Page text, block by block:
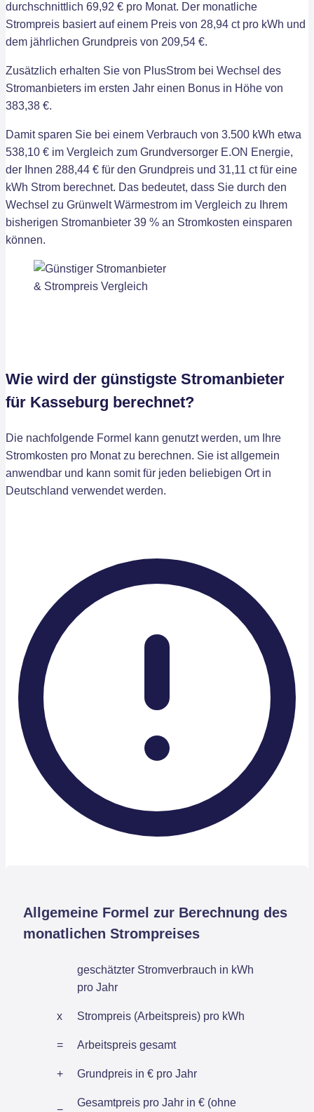
durchschnittlich 69,92 € pro Monat. Der monatliche
Strompreis basiert auf einem Preis von 28,94 ct pro kWh und
dem jährlichen Grundpreis von 209,54 €.
Zusätzlich erhalten Sie von PlusStrom bei Wechsel des
Stromanbieters im ersten Jahr einen Bonus in Höhe von
383,38 €.
Damit sparen Sie bei einem Verbrauch von 3.500 kWh etwa
538,10 € im Vergleich zum Grundversorger E.ON Energie,
der Ihnen 288,44 € für den Grundpreis und 31,11 ct für eine
kWh Strom berechnet. Das bedeutet, dass Sie durch den
Wechsel zu Grünwelt Wärmestrom im Vergleich zu Ihrem
bisherigen Stromanbieter 39 % an Stromkosten einsparen
können.
Wie wird der günstigste Stromanbieter
für Kasseburg berechnet?
Die nachfolgende Formel kann genutzt werden, um Ihre
Stromkosten pro Monat zu berechnen. Sie ist allgemein
anwendbar und kann somit für jeden beliebigen Ort in
Deutschland verwendet werden.
Allgemeine Formel zur Berechnung des
monatlichen Strompreises
geschätzter Stromverbrauch in kWh
pro Jahr
x Strompreis (Arbeitspreis) pro kWh
= Arbeitspreis gesamt
+ Grundpreis in € pro Jahr
Gesamtpreis pro Jahr in € (ohne